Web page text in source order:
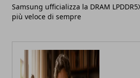
Samsung ufficializza la DRAM
più veloce di sempre